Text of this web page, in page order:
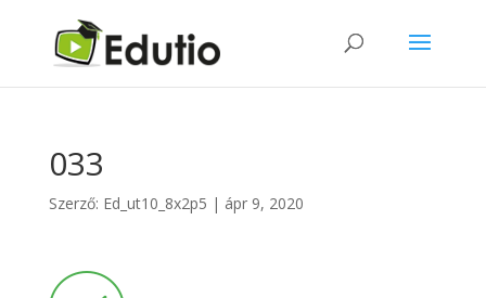
033
Szerző: Ed_ut10_8x2p5 | ápr 9, 2020